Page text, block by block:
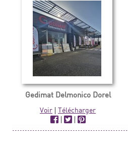
Gedimat Delmonico Dorel
Voir |Télécharger
|
|